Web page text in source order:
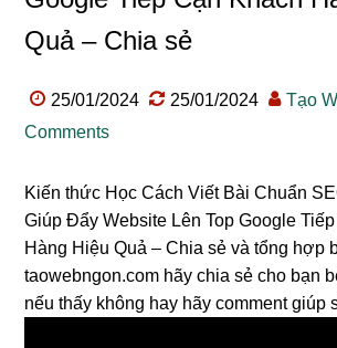
Quả – Chia sẻ
25/01/2024 25/01/2024 Tạo
Comments
Kiến thức Học Cách Viết Bài Chuẩn
Giúp Đẩy Website Lên Top Google
Hàng Hiệu Quả – Chia sẻ và tổng hợp
taowebngon.com hãy chia sẻ cho bạn
nếu thấy không hay hãy comment giúp